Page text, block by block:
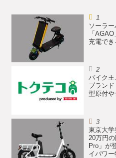
ソーラ
「
充電でき
バイク王
ブラン
型原付や
東京大学
20万円
Pro」が
イパワ